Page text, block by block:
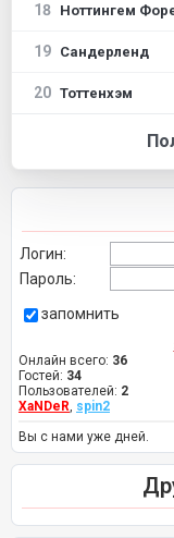
18 Ноттингем
19 Сандерленд
20 Тоттенхэм
Логин:
Пароль:
запомнить
Онлайн всего: 36
Гостей: 34
Пользователей: 2
XaNDeR, spin2
Вы с нами уже дней.